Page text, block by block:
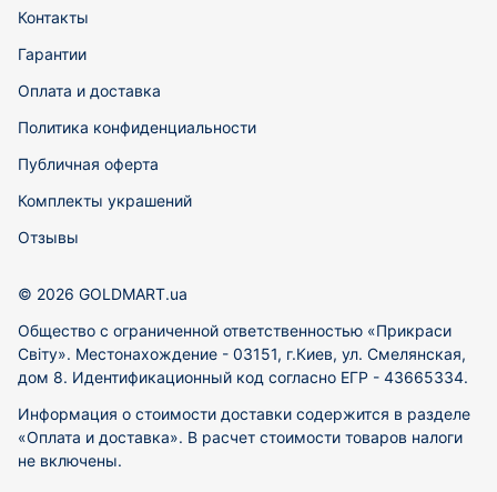
Контакты
Гарантии
Оплата и доставка
Политика конфиденциальности
Публичная оферта
Комплекты украшений
Отзывы
© 2026 GOLDMART.ua
Общество с ограниченной ответственностью «Прикраси
Світу». Местонахождение - 03151, г.Киев, ул. Смелянская,
дом 8. Идентификационный код согласно ЕГР - 43665334.
Информация о стоимости доставки содержится в разделе
«Оплата и доставка». В расчет стоимости товаров налоги
не включены.